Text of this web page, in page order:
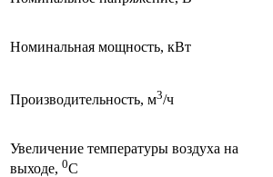
Номинальная мощность, кВт
Производительность, м3/ч
Увеличение температуры воздуха на
выходе, 0С